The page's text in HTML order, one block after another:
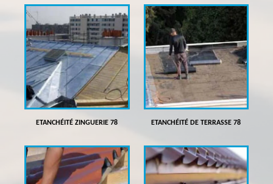
ETANCHÉITÉ ZINGUERIE 78 ETANCHÉITÉ DE TERRASSE 78